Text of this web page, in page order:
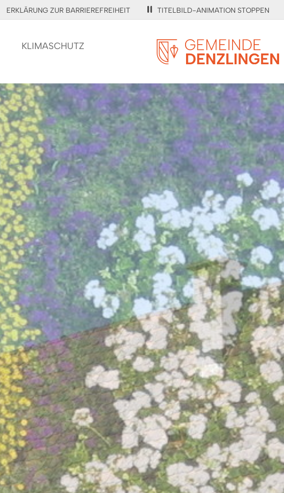
ERKLÄRUNG ZUR BARRIEREFREIHEIT TITELBILD-ANIMATION STOPPEN
KLIMASCHUTZ